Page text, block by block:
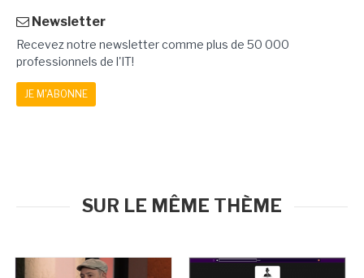
Newsletter
Recevez notre newsletter comme plus de 50 000
professionnels de l'IT!
JE M'ABONNE
SUR LE MÊME THÈME